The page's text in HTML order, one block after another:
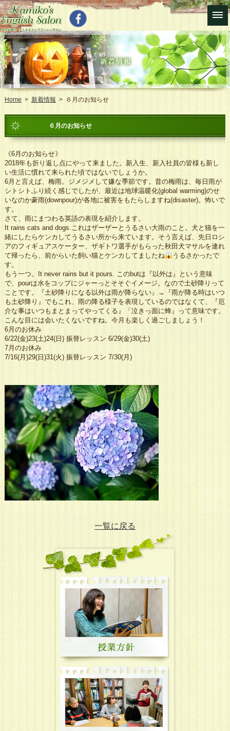
Home > 新着情報 > ６月のお知らせ
６月のお知らせ
《6月のお知らせ》
2018年も折り返し点にやって来ました。新入生、新入社員の皆様も新し
い生活に慣れて来られた頃ではないでしょうか。
6月と言えば、梅雨。ジメジメして嫌な季節です。昔の梅雨は、毎日雨が
シトシトふり続く感じでしたが、最近は地球温暖化(global warming)のせ
いなのか豪雨(downpour)が各地に被害をもたらしますね(disaster)。怖いで
す。
さて、雨にまつわる英語の表現を紹介します。
It rains cats and dogs.これはザーザーとうるさい大雨のこと。犬と猫を一
緒にしたらケンカしてうるさい所から来ています。そう言えば、先日ロシ
アのフィギュアスケーター、ザギトワ選手がもらった秋田犬マサルを連れ
て帰ったら、前からいた飼い猫とケンカしてましたね
うるさかったで
す。
もう一つ。It never rains but it pours. このbutは『以外は』という意味
で、pourは水をコップにジャーっとそそぐイメージ。なので土砂降りって
ことです。『土砂降りになる以外は雨が降らない』→『雨が降る時はいつ
も土砂降り』でもこれ、雨の降る様子を表現しているのではなくて、『厄
介な事はいつもまとまってやってくる』「泣きっ面に蜂』って意味です。
こんな目には会いたくないですね。今月も楽しく過ごしましょう！
6月のお休み
6/22(金)23(土)24(日) 振替レッスン 6/29(金)30(土)
7月のお休み
7/16(月)29(日)31(火) 振替レッスン 7/30(月)
一覧に戻る